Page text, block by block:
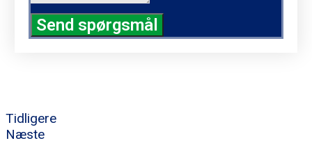
Send spørgsmål
Tidligere
Næste